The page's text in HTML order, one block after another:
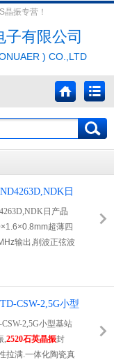
振专营！
有限公司
) CO.,LTD
日
日产晶
超薄四
输出,削波正弦波
频稳
偿电路,大幅抑制环
化仅±1ppm,长期
GNSS定位模
BOX,小型化封装节
CSW-2,5G小型
块晶振2,5G小型基站
,2520石英晶振封
拉满.一体化陶瓷真